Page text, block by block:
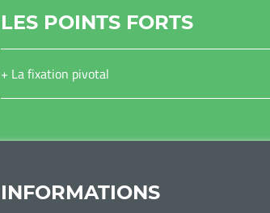
LES POINTS FORTS
+ La fixation pivotal
INFORMATIONS